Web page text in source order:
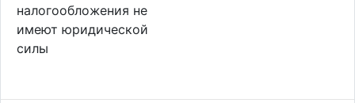
налогообложения не
имеют юридической
силы